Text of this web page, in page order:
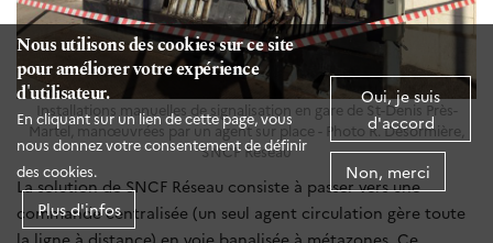
Nous utilisons des cookies sur ce site
pour améliorer votre expérience
d'utilisateur.
En cliquant sur un lien de cette page, vous
nous donnez votre consentement de définir
des cookies.
Plus d'infos
Oui, je suis
d'accord
Non, merci
Installations manuelles de signalisation en gare de St-Denis Près-
Martel, manœuvrées par un agent sur place - Photo R. Désormière,
SNCF Réseau
La solution de SNCF Réseau consiste à passer vers une
commande centralisée (un seul agent circulation gère toute